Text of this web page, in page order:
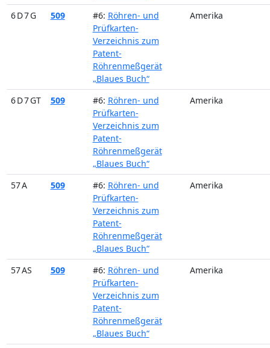
6 D 7 G 509 #6: Röhren- und
Prüfkarten-
Verzeichnis zum
Patent-
Röhrenmeßgerät
„Blaues Buch“
Amerika
6 D 7 GT 509 #6: Röhren- und
Prüfkarten-
Verzeichnis zum
Patent-
Röhrenmeßgerät
„Blaues Buch“
Amerika
57 A 509 #6: Röhren- und
Prüfkarten-
Verzeichnis zum
Patent-
Röhrenmeßgerät
„Blaues Buch“
Amerika
57 AS 509 #6: Röhren- und
Prüfkarten-
Verzeichnis zum
Patent-
Röhrenmeßgerät
„Blaues Buch“
Amerika